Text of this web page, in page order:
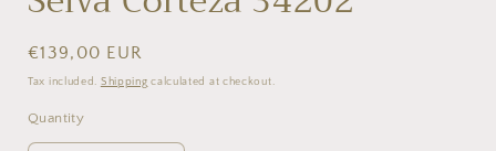
Regular
price
€139,00 EUR
Tax included. Shipping calculated at checkout.
Quantity